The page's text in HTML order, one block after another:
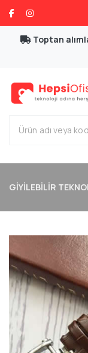
Toptan
GİYİLEBİLİR